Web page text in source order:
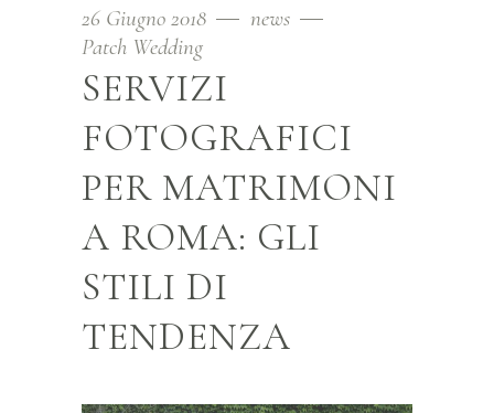
26 Giugno 2018
news
Patch Wedding
SERVIZI
FOTOGRAFICI
PER MATRIMONI
A ROMA: GLI
STILI DI
TENDENZA